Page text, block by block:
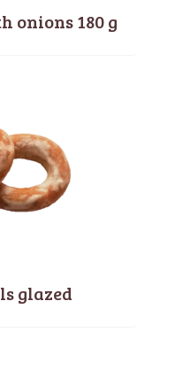
onions 180 g
glazed